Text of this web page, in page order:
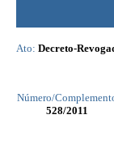
Ato: Decreto-
Número/
528/2011